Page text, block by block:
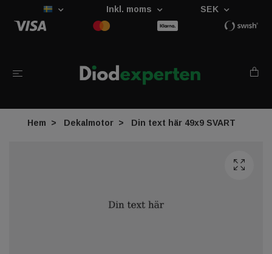
Inkl. moms SEK
Hem Dekalmotor Din text här 49x9 SVART